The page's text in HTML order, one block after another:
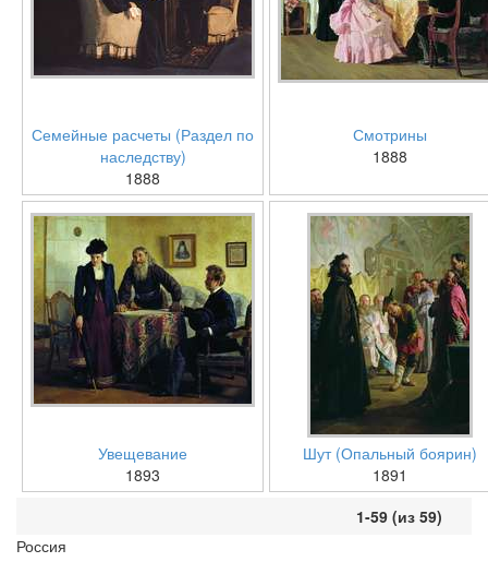
Семейные расчеты (Раздел по
наследству)
1888
Смотрины
1888
Увещевание
1893
Шут (Опальный боярин)
1891
1-59 (из 59)
Россия